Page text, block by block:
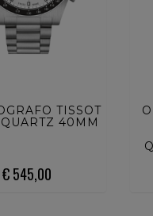
TISSOT
QUARTZ 40MM
€ 545,00